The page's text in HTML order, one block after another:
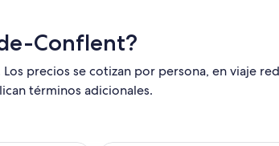
Conflent?
precios se cotizan por persona, en viaje
términos adicionales.